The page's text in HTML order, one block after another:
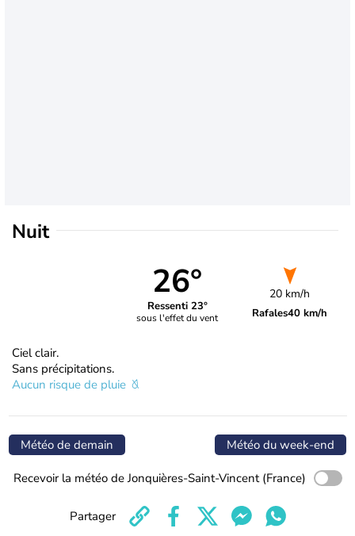
Nuit
26°
Ressenti 23°
sous l'effet du vent
20 km/h
Rafales40 km/h
Ciel clair.
Sans précipitations.
Aucun risque de pluie
Météo de demain Météo du week-end
Recevoir la météo de Jonquières-Saint-Vincent (France)
Partager